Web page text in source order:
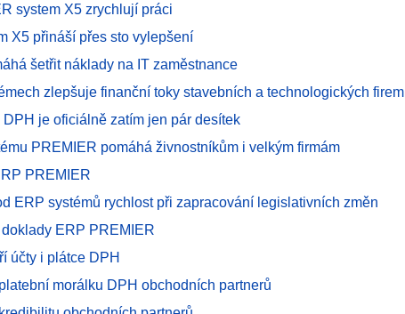
system X5 zrychlují práci
X5 přináší přes sto vylepšení
šetřit náklady na IT zaměstnance
zlepšuje finanční toky stavebních a technologických firem
je oficiálně zatím jen pár desítek
PREMIER pomáhá živnostníkům i velkým firmám
PREMIER
ERP systémů rychlost při zapracování legislativních změn
ERP PREMIER
účty i plátce DPH
morálku DPH obchodních partnerů